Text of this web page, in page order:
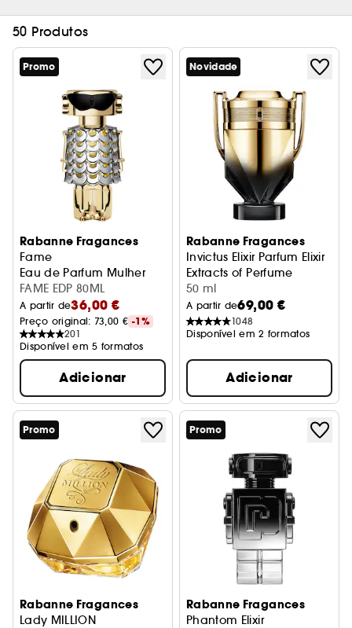
50 Produtos
Promo
Rabanne Fragances
Fame
Eau de Parfum Mulher
FAME EDP 80ML
A partir de36,00 €
Preço original: 73,00 € -1%
201
Disponível em 5 formatos
Adicionar
Novidade
Rabanne Fragances
Invictus Elixir Parfum Elixir
Extracts of Perfume
50 ml
A partir de69,00 €
1048
Disponível em 2 formatos
Adicionar
Promo
Rabanne Fragances
Lady MILLION
Promo
Rabanne Fragances
Phantom Elixir